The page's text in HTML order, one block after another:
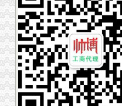
潼南局五措施贯彻执行《食品
市局副局长李明富看望问老
市工商局开展土地流转合同
万盛局积推进电子商务监管
巴南局结合地区实际制订培
垫江局四措施开展“两节”市
九龙坡局四举措深入开展“两
荣昌局破“12点退房结帐”潜规
丰都局许明寺所学习《食品